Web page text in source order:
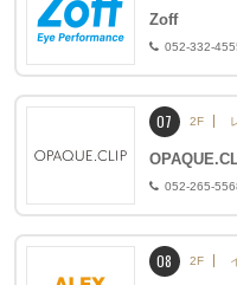
Zoff
052-332-
07 2F
052-265-
08 2F